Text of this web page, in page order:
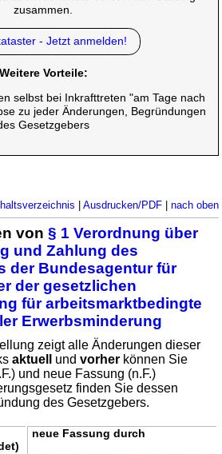
zusammen.
- Jetzt anmelden!
Weitere Vorteile:
selbst bei Inkrafttreten "am Tage nach
zu jeder Änderungen, Begründungen
Gesetzgebers
Ausdrucken/PDF| nach oben
von§ 1 Verordnung über
und Zahlung des
der Bundesagentur für
der gesetzlichen
für arbeitsmarktbedingte
Erwerbsminderung
zeigt alle Änderungen dieser
aktuell undvorher können Sie
und neue Fassung (n.F.)
finden Sie dessen
des Gesetzgebers.
neue Fassung durch